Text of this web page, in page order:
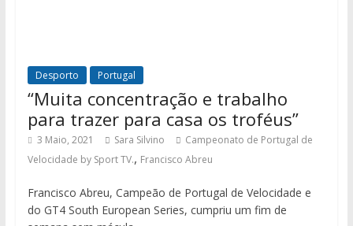
Desporto Portugal
“Muita concentração e trabalho
para trazer para casa os troféus”
3 Maio, 2021 Sara Silvino
Campeonato de Portugal de
Velocidade by Sport TV., Francisco Abreu
Francisco Abreu, Campeão de Portugal de Velocidade e
do GT4 South European Series, cumpriu um fim de